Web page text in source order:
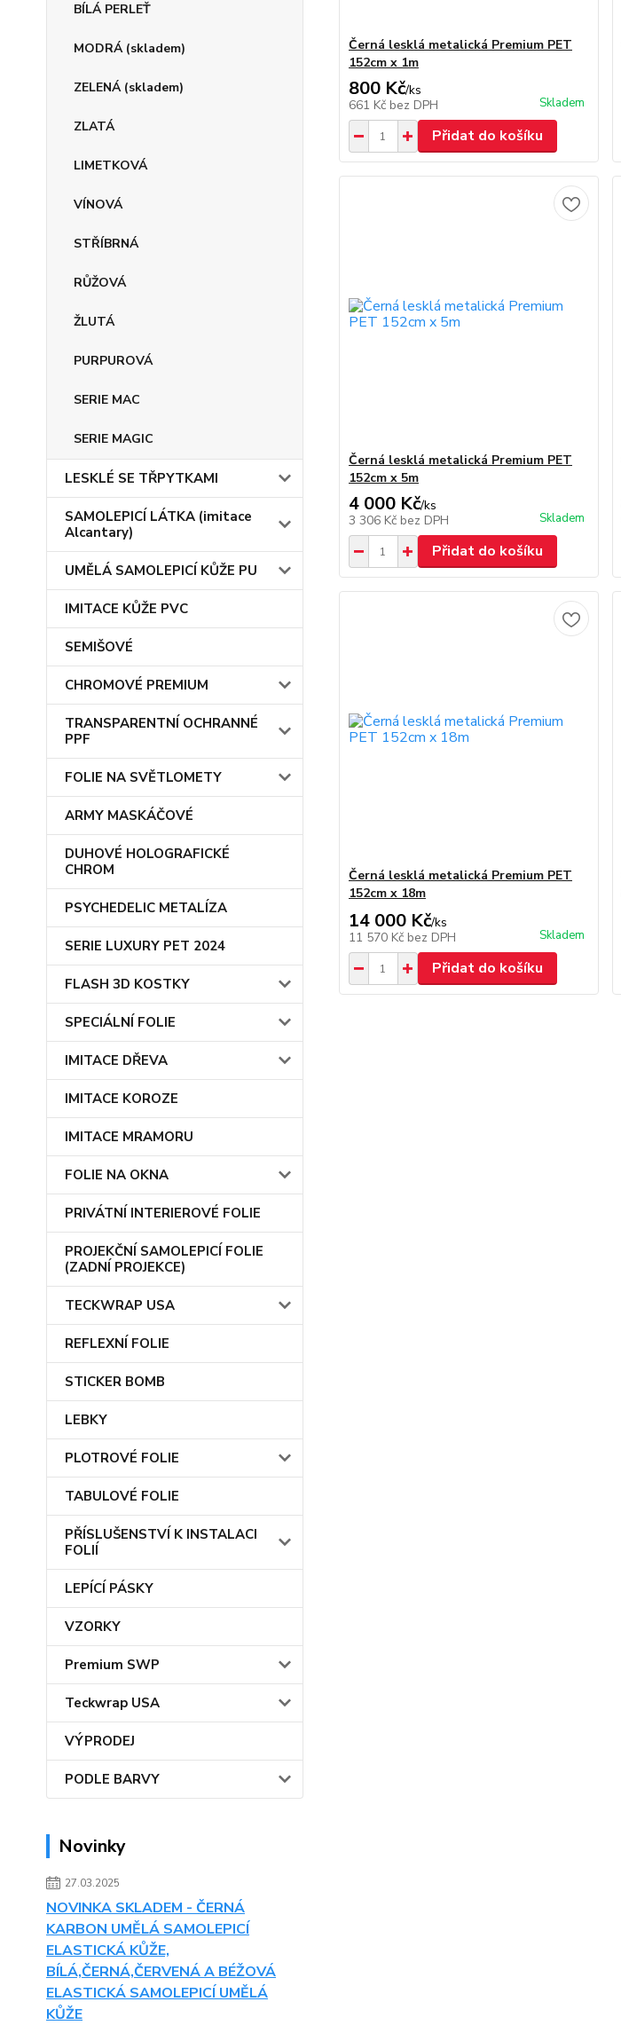
BÍLÁ PERLEŤ
MODRÁ (skladem)
ZELENÁ (skladem)
ZLATÁ
LIMETKOVÁ
VÍNOVÁ
STŘÍBRNÁ
RŮŽOVÁ
ŽLUTÁ
PURPUROVÁ
SERIE MAC
SERIE MAGIC
LESKLÉ SE TŘPYTKAMI
SAMOLEPICÍ LÁTKA (imitace
Alcantary)
UMĚLÁ SAMOLEPICÍ KŮŽE PU
IMITACE KŮŽE PVC
SEMIŠOVÉ
CHROMOVÉ PREMIUM
TRANSPARENTNÍ OCHRANNÉ
PPF
FOLIE NA SVĚTLOMETY
ARMY MASKÁČOVÉ
DUHOVÉ HOLOGRAFICKÉ
CHROM
PSYCHEDELIC METALÍZA
SERIE LUXURY PET 2024
FLASH 3D KOSTKY
SPECIÁLNÍ FOLIE
IMITACE DŘEVA
IMITACE KOROZE
IMITACE MRAMORU
FOLIE NA OKNA
PRIVÁTNÍ INTERIEROVÉ FOLIE
PROJEKČNÍ SAMOLEPICÍ FOLIE
(ZADNÍ PROJEKCE)
TECKWRAP USA
REFLEXNÍ FOLIE
STICKER BOMB
LEBKY
PLOTROVÉ FOLIE
TABULOVÉ FOLIE
PŘÍSLUŠENSTVÍ K INSTALACI
FOLIÍ
LEPÍCÍ PÁSKY
VZORKY
Premium SWP
Teckwrap USA
VÝPRODEJ
PODLE BARVY
Novinky
27.03.2025
NOVINKA SKLADEM - ČERNÁ
KARBON UMĚLÁ SAMOLEPICÍ
ELASTICKÁ KŮŽE,
BÍLÁ,ČERNÁ,ČERVENÁ A BÉŽOVÁ
ELASTICKÁ SAMOLEPICÍ UMĚLÁ
KŮŽE
Černá lesklá metalická Premium PET
152cm x 1m
800 Kč/ks
661 Kč bez DPH Skladem
Přidat do košíku
Černá lesklá metalická Premium PET
152cm x 5m
4 000 Kč/ks
3 306 Kč bez DPH Skladem
Přidat do košíku
Černá lesklá metalická Premium PET
152cm x 18m
14 000 Kč/ks
11 570 Kč bez DPH Skladem
Přidat do košíku